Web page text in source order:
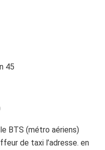
45
BTS (métro aériens)
de taxi l’adresse. en